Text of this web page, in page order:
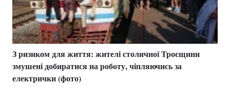
З ризиком для життя: жителі столичної Троєщини
змушені добиратися на роботу, чіпляючись за
електрички (фото)